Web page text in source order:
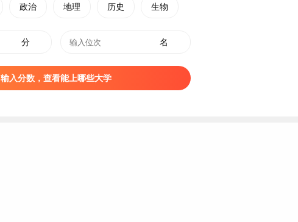
政治 地理 历史 生物
分 名
输入分数，查看能上哪些大学